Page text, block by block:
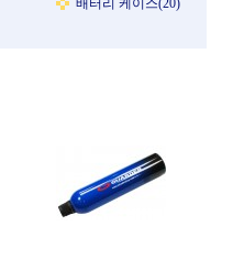
배터리 케이스(20)